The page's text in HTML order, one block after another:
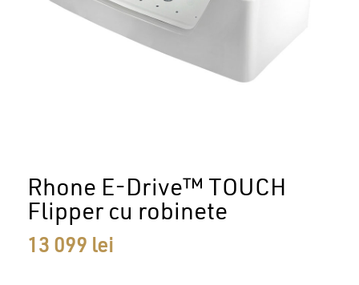
Rhone E-Drive™ TOUCH
Flipper cu robinete
13 099 lei